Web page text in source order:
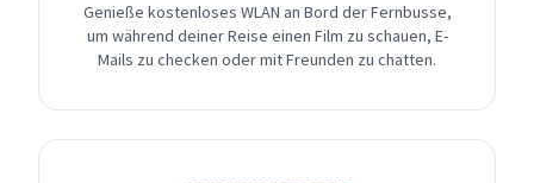
Genieße kostenloses WLAN an Bord der Fernbusse,
um während deiner Reise einen Film zu schauen, E-
Mails zu checken oder mit Freunden zu chatten.